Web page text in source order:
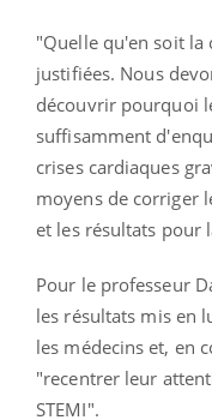
"Quelle qu'en soit la
justifiées. Nous
découvrir pourquoi
suffisamment
crises cardiaques
moyens de corriger
et les résultats pour
Pour le professeur
les résultats mis en
les médecins et, en
"recentrer leur
STEMI".